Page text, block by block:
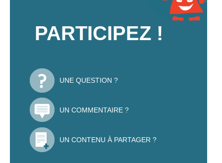
PARTICIPEZ !
UNE QUESTION ?
UN COMMENTAIRE ?
UN CONTENU À PARTAGER ?